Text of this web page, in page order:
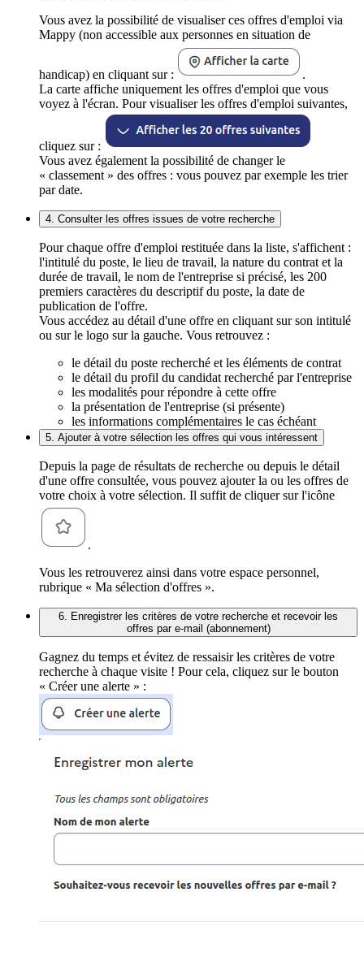
Vous avez la possibilité de visualiser ces offres d'emploi via
Mappy (non accessible aux personnes en situation de
handicap) en cliquant sur :
.
La carte affiche uniquement les offres d'emploi que vous
voyez à l'écran. Pour visualiser les offres d'emploi suivantes,
cliquez sur :
Vous avez également la possibilité de changer le
« classement » des offres : vous pouvez par exemple les trier
par date.
4. Consulter les offres issues de votre recherche
Pour chaque offre d'emploi restituée dans la liste, s'affichent :
l'intitulé du poste, le lieu de travail, la nature du contrat et la
durée de travail, le nom de l'entreprise si précisé, les 200
premiers caractères du descriptif du poste, la date de
publication de l'offre.
Vous accédez au détail d'une offre en cliquant sur son intitulé
ou sur le logo sur la gauche. Vous retrouvez :
le détail du poste recherché et les éléments de contrat
le détail du profil du candidat recherché par l'entreprise
les modalités pour répondre à cette offre
la présentation de l'entreprise (si présente)
les informations complémentaires le cas échéant
5. Ajouter à votre sélection les offres qui vous intéressent
Depuis la page de résultats de recherche ou depuis le détail
d'une offre consultée, vous pouvez ajouter la ou les offres de
votre choix à votre sélection. Il suffit de cliquer sur l'icône
.
Vous les retrouverez ainsi dans votre espace personnel,
rubrique « Ma sélection d'offres ».
6. Enregistrer les critères de votre recherche et recevoir les
offres par e-mail (abonnement)
Gagnez du temps et évitez de ressaisir les critères de votre
recherche à chaque visite ! Pour cela, cliquez sur le bouton
« Créer une alerte » :